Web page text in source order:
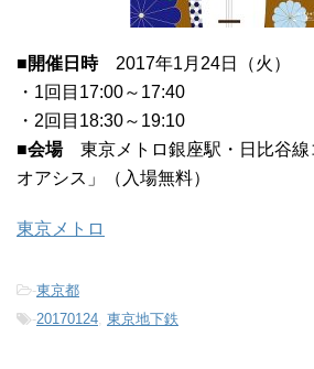
■開催日時2017年1月24日（火）
・1回目17:00～17:40
・2回目18:30～19:10
■会場東京メトロ銀座駅・日比谷線
オアシス」（入場無料）
東京メトロ
-東京都
-20170124, 東京地下鉄